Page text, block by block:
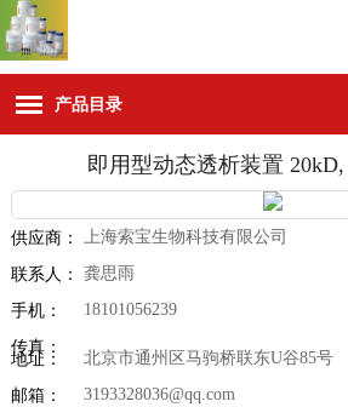
产品目录
即用型动态透析装置
供应商： 上海索宝生物科技有限公司
联系人： 龚思雨
手机： 18101056239
传真：
地址： 北京市通州区马驹桥联东U谷85号
邮箱： 3193328036@qq.com